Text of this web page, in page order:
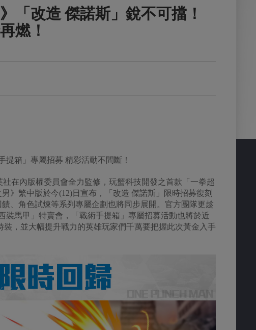
「改造 傑諾斯」銳不可擋！
燃！
提箱」專屬招募 精彩活動不間斷！
在內版權委員會全力監修，玩蟹科技開發之首款「一拳超
》繁中版於今(12)日宣布，「改造 傑諾斯」限時招募復刻
、角色試煉等系列專屬企劃也將同步展開。官方團隊更趁
裝馬甲」特賣會，「戰術手提箱」專屬招募活動也將於近
，並大幅提升戰力的英雄玩家們千萬要把握此次黃金入手